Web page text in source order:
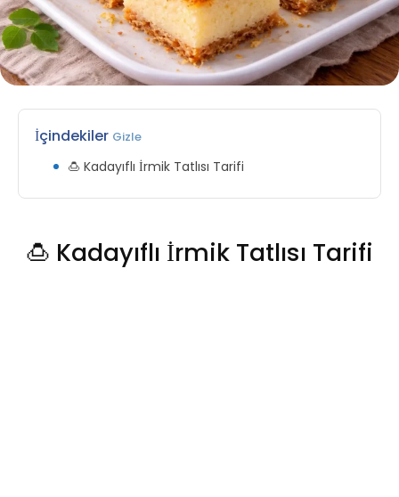
İçindekiler Gizle
🍮 Kadayıflı İrmik Tatlısı Tarifi
🍮 Kadayıflı İrmik Tatlısı Tarifi